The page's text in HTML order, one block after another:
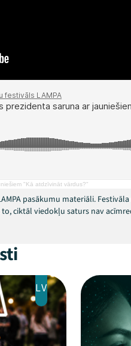
"Kā atdzīvināt vārdus?"
pasākumu materiāli.
ciktāl viedokļu saturs nav
LV